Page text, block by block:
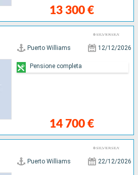
13 300 €
Puerto Williams 12/12/2026
14 700 €
Pensione completa
Puerto Williams 22/12/2026